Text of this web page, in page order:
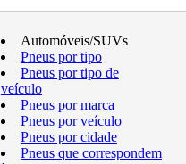
Automóveis/SUVs
Pneus por tipo
Pneus por tipo de
veículo
Pneus por marca
Pneus por veículo
Pneus por cidade
Pneus que correspondem